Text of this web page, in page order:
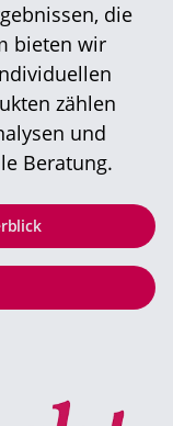
die
bieten wir
zählen
und
Beratung.